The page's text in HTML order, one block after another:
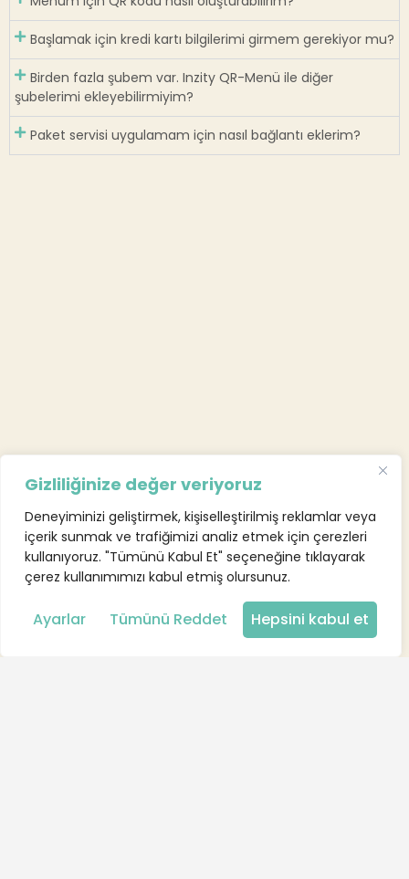
Gizliliğinize değer veriyoruz
Deneyiminizi geliştirmek, kişiselleştirilmiş reklamlar veya
içerik sunmak ve trafiğimizi analiz etmek için çerezleri
kullanıyoruz. "Tümünü Kabul Et" seçeneğine tıklayarak
çerez kullanımımızı kabul etmiş olursunuz.
Ayarlar Tümünü Reddet Hepsini kabul et
Başlamak için kredi kartı bilgilerimi girmem gerekiyor mu?
Birden fazla şubem var. Inzity QR-Menü ile diğer
şubelerimi ekleyebilirmiyim?
Paket servisi uygulamam için nasıl bağlantı eklerim?